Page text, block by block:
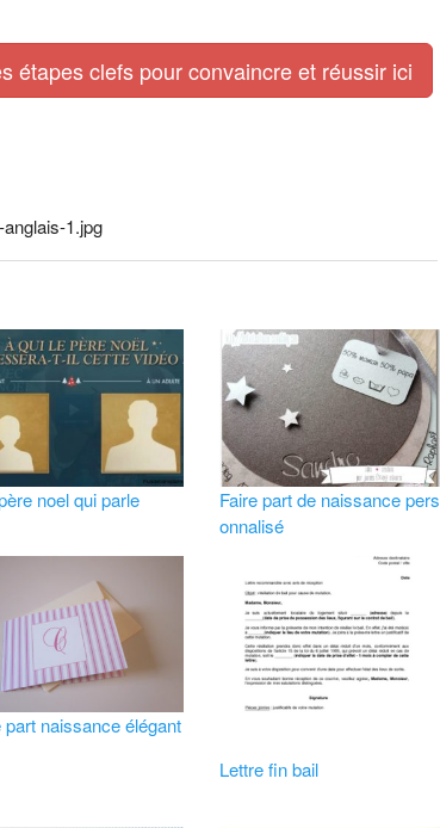
étapes clefs pour convaincre et réussir ici
1.jpg
noel qui parle
Faire part de naissance pers
onnalisé
part naissance élégant
Lettre fin bail